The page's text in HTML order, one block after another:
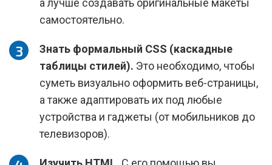
а лучше создавать оригинальные макеты
самостоятельно.
Знать формальный CSS (каскадные
таблицы стилей). Это необходимо, чтобы
суметь визуально оформить веб-страницы,
а также адаптировать их под любые
устройства и гаджеты (от мобильников до
телевизоров).